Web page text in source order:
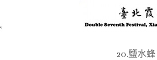
鹽水蜂